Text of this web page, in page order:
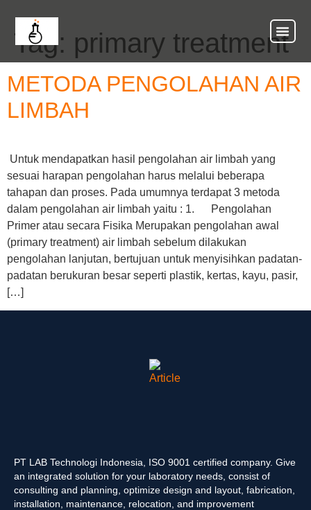
Tag: primary treatment
METODA PENGOLAHAN AIR
LIMBAH
Untuk mendapatkan hasil pengolahan air limbah yang
sesuai harapan pengolahan harus melalui beberapa
tahapan dan proses. Pada umumnya terdapat 3 metoda
dalam pengolahan air limbah yaitu : 1. Pengolahan
Primer atau secara Fisika Merupakan pengolahan awal
(primary treatment) air limbah sebelum dilakukan
pengolahan lanjutan, bertujuan untuk menyisihkan padatan-
padatan berukuran besar seperti plastik, kertas, kayu, pasir,
[…]
PT LAB Technologi Indonesia, ISO 9001 certified company. Give
an integrated solution for your laboratory needs, consist of
consulting and planning, optimize design and layout, fabrication,
installation, maintenance, relocation, and improvement